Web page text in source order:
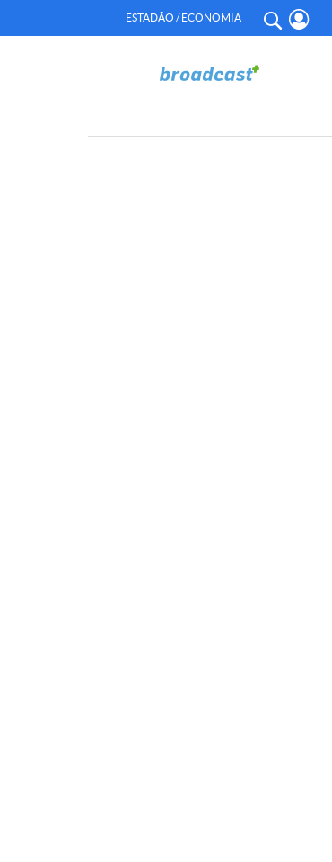
ESTADÃO / ECONOMIA